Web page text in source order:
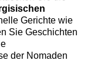
Gerichte wie
Sie Geschichten
der Nomaden